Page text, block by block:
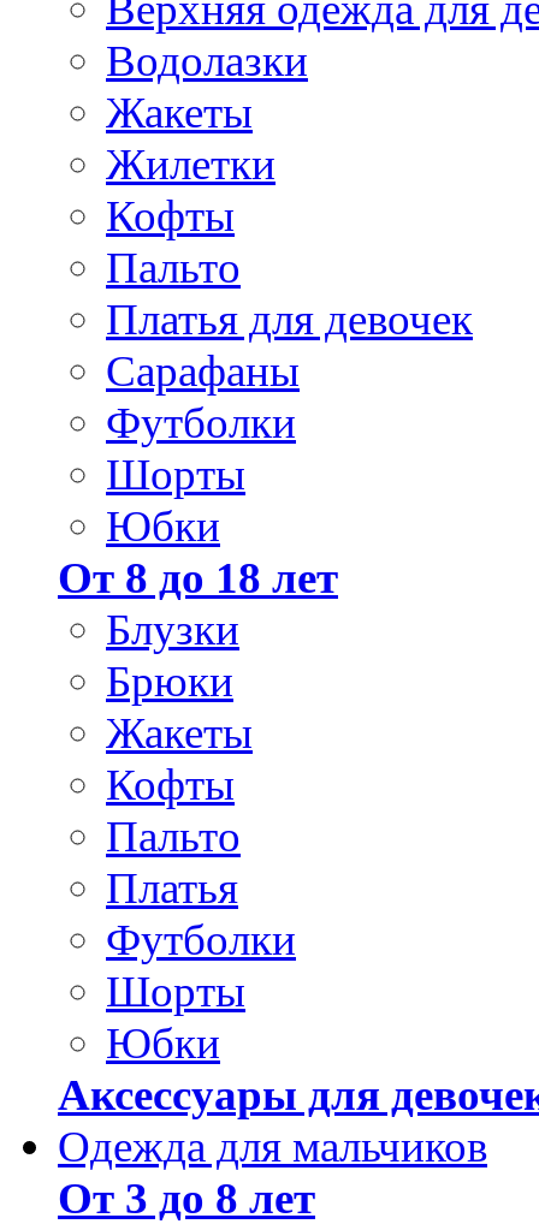
Водолазки
Жакеты
Жилетки
Кофты
Пальто
Платья для девочек
Сарафаны
Футболки
Шорты
Юбки
От 8 до 18 лет
Блузки
Брюки
Жакеты
Кофты
Пальто
Платья
Футболки
Шорты
Юбки
Аксессуары для
Одежда для мальчиков
От 3 до 8 лет